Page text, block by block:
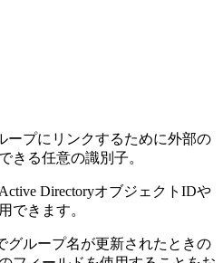
ープにリンクするために外部の
きる任意の識別子。
Active DirectoryオブジェクトIDや
できます。
グループ名が更新されたときの